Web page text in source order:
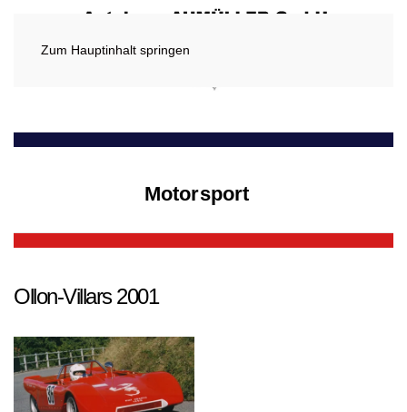
Zum Hauptinhalt springen
Motorsport
Ollon-Villars 2001